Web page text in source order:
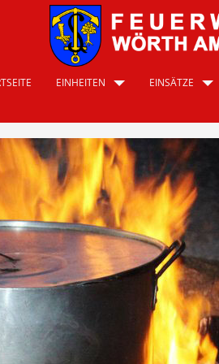
EINHEITEN EINSÄTZE